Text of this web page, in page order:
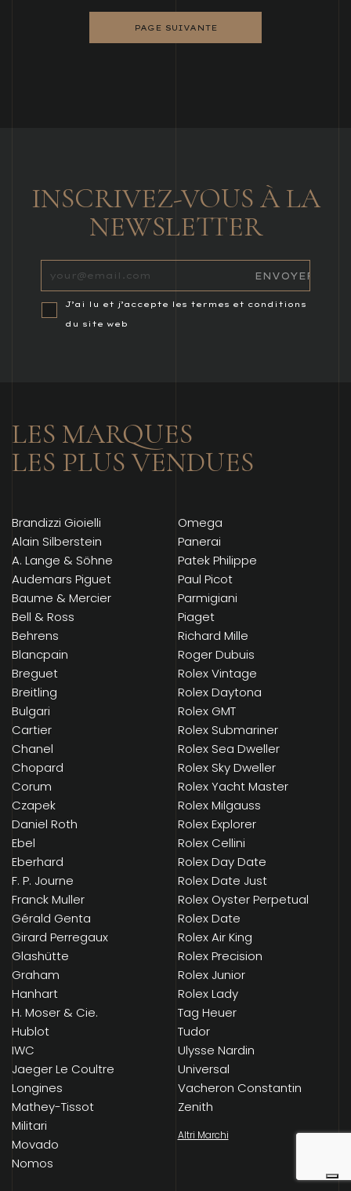
PAGE SUIVANTE
INSCRIVEZ-VOUS À LA
NEWSLETTER
J’ai lu et j’accepte les termes et conditions
du site web
LES MARQUES
LES PLUS VENDUES
Brandizzi Gioielli
Alain Silberstein
A. Lange & Söhne
Audemars Piguet
Baume & Mercier
Bell & Ross
Behrens
Blancpain
Breguet
Breitling
Bulgari
Cartier
Chanel
Chopard
Corum
Czapek
Daniel Roth
Ebel
Eberhard
F. P. Journe
Franck Muller
Gérald Genta
Girard Perregaux
Glashütte
Graham
Hanhart
H. Moser & Cie.
Hublot
IWC
Jaeger Le Coultre
Longines
Mathey-Tissot
Militari
Movado
Nomos
Omega
Panerai
Patek Philippe
Paul Picot
Parmigiani
Piaget
Richard Mille
Roger Dubuis
Rolex Vintage
Rolex Daytona
Rolex GMT
Rolex Submariner
Rolex Sea Dweller
Rolex Sky Dweller
Rolex Yacht Master
Rolex Milgauss
Rolex Explorer
Rolex Cellini
Rolex Day Date
Rolex Date Just
Rolex Oyster Perpetual
Rolex Date
Rolex Air King
Rolex Precision
Rolex Junior
Rolex Lady
Tag Heuer
Tudor
Ulysse Nardin
Universal
Vacheron Constantin
Zenith
Altri Marchi